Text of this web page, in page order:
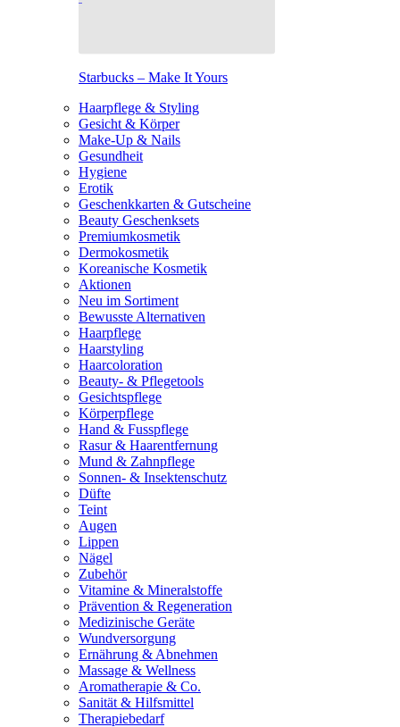
Starbucks – Make It Yours
Haarpflege & Styling
Gesicht & Körper
Make-Up & Nails
Gesundheit
Hygiene
Erotik
Geschenkkarten & Gutscheine
Beauty Geschenksets
Premiumkosmetik
Dermokosmetik
Koreanische Kosmetik
Aktionen
Neu im Sortiment
Bewusste Alternativen
Haarpflege
Haarstyling
Haarcoloration
Beauty- & Pflegetools
Gesichtspflege
Körperpflege
Hand & Fusspflege
Rasur & Haarentfernung
Mund & Zahnpflege
Sonnen- & Insektenschutz
Düfte
Teint
Augen
Lippen
Nägel
Zubehör
Vitamine & Mineralstoffe
Prävention & Regeneration
Medizinische Geräte
Wundversorgung
Ernährung & Abnehmen
Massage & Wellness
Aromatherapie & Co.
Sanität & Hilfsmittel
Therapiebedarf